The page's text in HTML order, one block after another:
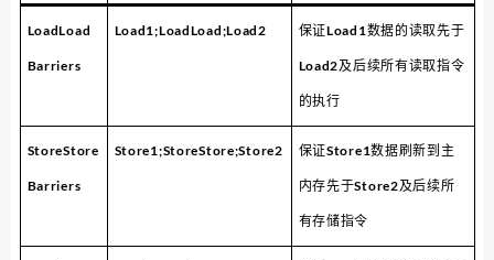
LoadLoad
Barriers
Load1;LoadLoad;Load2 保证Load1数据的读取先于
Load2及后续所有读取指令
的执行
StoreStore
Barriers
Store1;StoreStore;Store2 保证Store1数据刷新到主
内存先于Store2及后续所
有存储指令